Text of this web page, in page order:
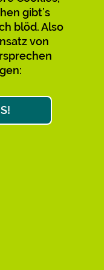
wir,
und zu
den
gibt’s
blöd. Also
von